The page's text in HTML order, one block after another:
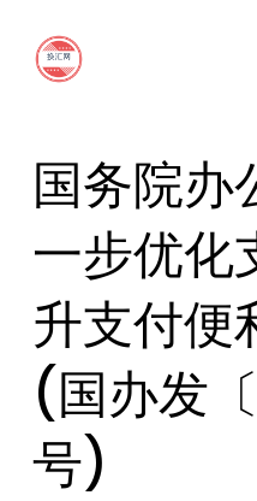
国务院办
一步优化
升支付便
(国办发
号)